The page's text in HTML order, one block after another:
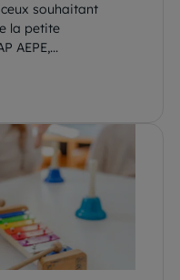
souhaitant
la petite
AEPE,...